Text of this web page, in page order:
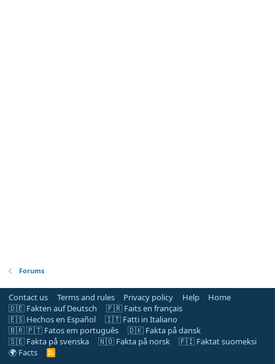
Forums
Contact us Terms and rules Privacy policy Help
Home
🇩🇪 Fakten auf Deutsch
🇫🇷 Faits en français
🇪🇸 Hechos en Español
🇮🇹 Fatti in Italiano
🇧🇷 🇵🇹 Fatos em português
🇩🇰 Fakta på dansk
🇸🇪 Fakta på svenska
🇳🇴 Fakta på norsk
🇫🇮 Faktat suomeksi
🌍 Facts
R